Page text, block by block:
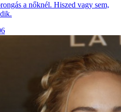
a nőknél. Hiszed vagy sem,